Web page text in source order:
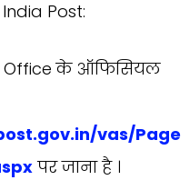
Post:
Office के ऑफिसियल
vas/Page
पर जाना है ।